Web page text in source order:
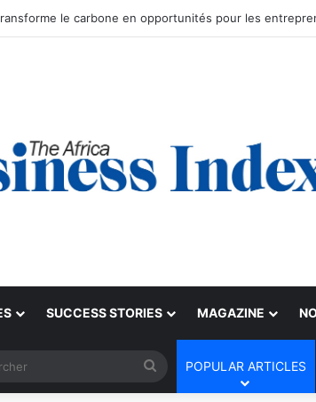
SUCCESS STORIES MAGAZINE
Rechercher
POPULAR ARTICLES